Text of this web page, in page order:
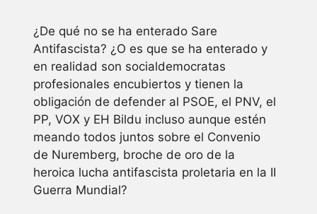
¿De qué no se ha enterado Sare
Antifascista? ¿O es que se ha enterado y
en realidad son socialdemocratas
profesionales encubiertos y tienen la
obligación de defender al PSOE, el PNV, el
PP, VOX y EH Bildu incluso aunque estén
meando todos juntos sobre el Convenio
de Nuremberg, broche de oro de la
heroica lucha antifascista proletaria en la II
Guerra Mundial?